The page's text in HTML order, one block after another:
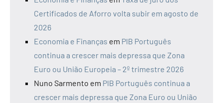
Certificados de Aforro volta subir em agosto de
2026
Economia e Finanças em PIB Português
continua a crescer mais depressa que Zona
Euro ou União Europeia – 2º trimestre 2026
Nuno Sarmento em PIB Português continua a
crescer mais depressa que Zona Euro ou União